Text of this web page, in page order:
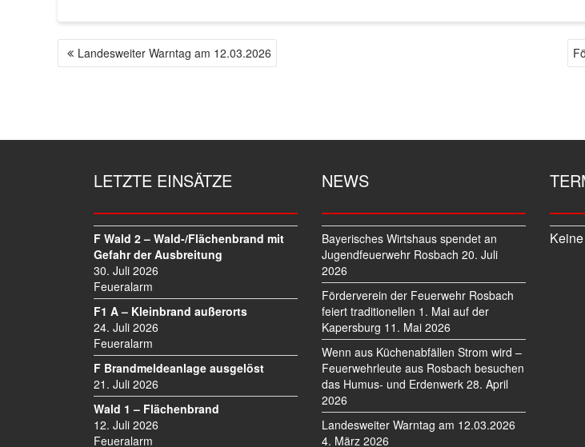
B
R
Landesweiter Warntag am 12.03.2026
LETZTE EINSÄTZE
F Wald 2 – Wald-/Flächenbrand mit
Gefahr der Ausbreitung
30. Juli 2026
Feueralarm
F1 A – Kleinbrand außerorts
24. Juli 2026
Feueralarm
F Brandmeldeanlage ausgelöst
21. Juli 2026
Wald 1 – Flächenbrand
12. Juli 2026
Feueralarm
NEWS
Bayerisches Wirtshaus spendet an
Jugendfeuerwehr Rosbach 20. Juli
2026
Förderverein der Feuerwehr Rosbach
feiert traditionellen 1. Mai auf der
Kapersburg 11. Mai 2026
Wenn aus Küchenabfällen Strom wird –
Feuerwehrleute aus Rosbach besuchen
das Humus- und Erdenwerk 28. April
2026
Landesweiter Warntag am 12.03.2026
4. März 2026